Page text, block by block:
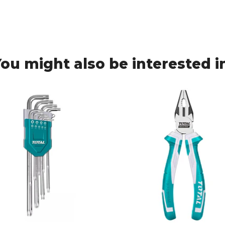
might also be interested